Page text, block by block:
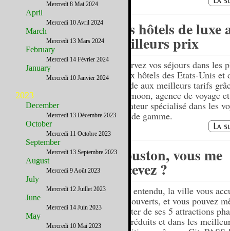
Des hôtels de luxe
meilleurs prix
Réservez vos séjours dans les
beaux hôtels des Etats-Unis et
monde aux meilleurs tarifs
Holimoon, agence de voyage
opérateur spécialisé dans les
haut de gamme.
Houston, vous me
recevez ?
Bien entendu, la ville vous
bras ouverts, et vous pouvez
profiter de ses 5 attractions
prix réduits et dans les
Mercredi 8 Mai 2024
April
Mercredi 10 Avril 2024
March
Mercredi 13 Mars 2024
February
Mercredi 14 Février 2024
January
Mercredi 10 Janvier 2024
2023
December
Mercredi 13 Décembre 2023
October
Mercredi 11 Octobre 2023
September
Mercredi 13 Septembre 2023
August
Mercredi 9 Août 2023
July
Mercredi 12 Juillet 2023
June
Mercredi 14 Juin 2023
May
Mercredi 10 Mai 2023